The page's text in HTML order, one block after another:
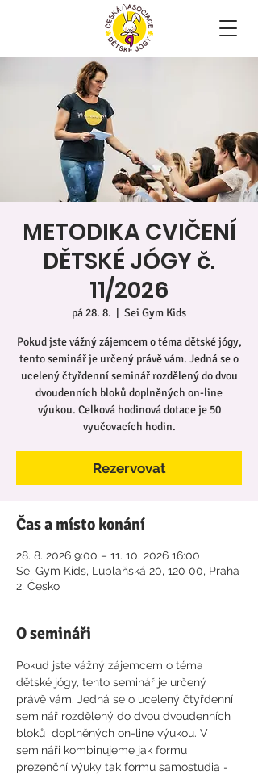
METODIKA CVIČENÍ
DĚTSKÉ JÓGY č.
11/2026
pá 28. 8. Sei Gym Kids
Pokud jste vážný zájemcem o téma dětské jógy,
tento seminář je určený právě vám. Jedná se o
ucelený čtyřdenní seminář rozdělený do dvou
dvoudenních bloků doplněných on-line
výukou. Celková hodinová dotace je 50
vyučovacích hodin.
Rezervovat
Čas a místo konání
28. 8. 2026 9:00 – 11. 10. 2026 16:00
Sei Gym Kids, Lublaňská 20, 120 00, Praha
2, Česko
O semináři
Pokud jste vážný zájemcem o téma
dětské jógy, tento seminář je určený
právě vám. Jedná se o ucelený čtyřdenní
seminář rozdělený do dvou dvoudenních
bloků  doplněných on-line výukou. V
semináři kombinujeme jak formu
prezenční výuky tak formu samostudia -